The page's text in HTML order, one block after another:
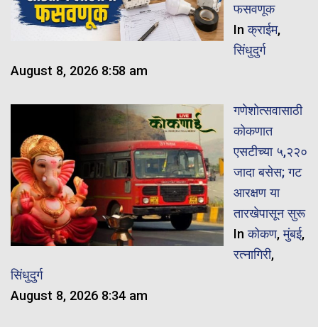
फसवणूक
Inक्राईम,
सिंधुदुर्ग
August 8, 2026 8:58 am
गणेशोत्सवासाठी
कोकणात
एसटीच्या ५,२२०
जादा बसेस; गट
आरक्षण या
तारखेपासून सुरू
Inकोकण,मुंबई,
रत्नागिरी,
सिंधुदुर्ग
August 8, 2026 8:34 am